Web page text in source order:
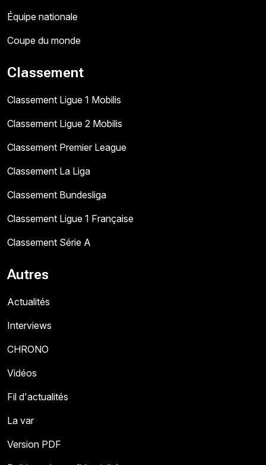
Équipe nationale
Coupe du monde
Classement
Classement Ligue 1 Mobilis
Classement Ligue 2 Mobilis
Classement Premier League
Classement La Liga
Classement Bundesliga
Classement Ligue 1 Française
Classement Série A
Autres
Actualités
Interviews
CHRONO
Vidéos
Fil d'actualités
La var
Version PDF